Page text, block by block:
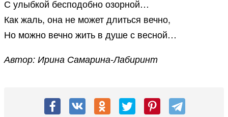
С улыбкой бесподобно озорной…
Как жаль, она не может длиться вечно,
Но можно вечно жить в душе с весной…
Автор: Ирина Самарина-Лабиринт